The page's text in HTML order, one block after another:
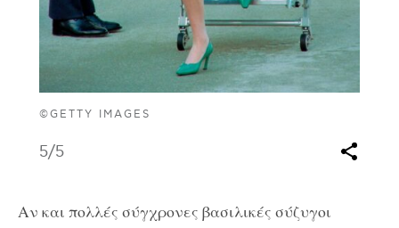
©GETTY IMAGES
5/5
Αν και πολλές σύγχρονες βασιλικές σύζυγοι